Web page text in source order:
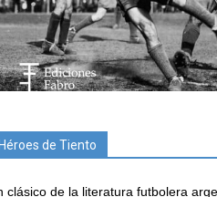
de Tiento
clásico de la literatura futbolera